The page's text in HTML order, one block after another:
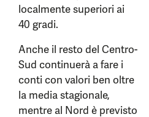
localmente superiori ai
40 gradi.
Anche il resto del Centro-
Sud continuerà a fare i
conti con valori ben oltre
la media stagionale,
mentre al Nord è previsto